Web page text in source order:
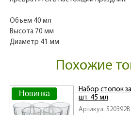
Объем 40 мл
Высота 70 мм
Диаметр 41 мм
Похожие
Новинка
Артикул: 520392B
Набор стопок
шт. 45 мл